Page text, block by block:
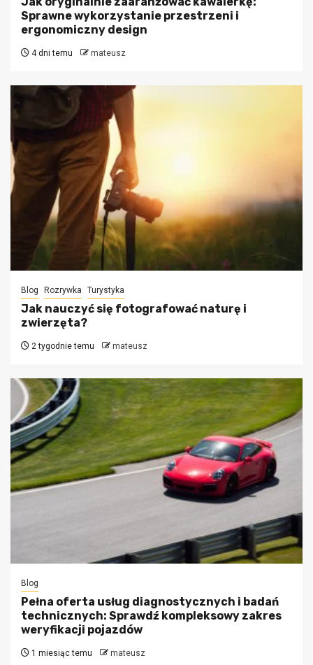
Sprawne wykorzystanie przestrzeni i
ergonomiczny design
4 dni temu mateusz
Blog Rozrywka Turystyka
Jak nauczyć się fotografować naturę i
zwierzęta?
2 tygodnie temu mateusz
Blog
Pełna oferta usług diagnostycznych i badań
technicznych: Sprawdź kompleksowy zakres
weryfikacji pojazdów
1 miesiąc temu mateusz